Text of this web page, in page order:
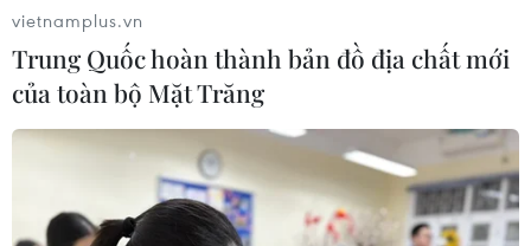
Danh nhân văn hóa Lê
trí tuệ, văn hóa Việt
vietnamplus.vn
Trung Quốc hoàn thành bản đồ địa chất mới
của toàn bộ Mặt Trăng